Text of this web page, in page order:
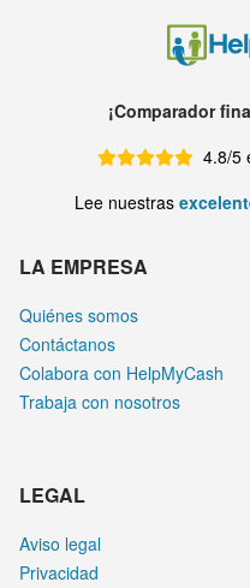
¡Comparador
4.8/5
Lee nuestras
LA EMPRESA
Quiénes somos
Contáctanos
Colabora con HelpMyCash
Trabaja con nosotros
LEGAL
Aviso legal
Privacidad